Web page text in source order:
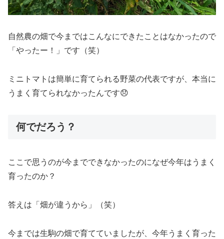
自然農の畑で今まではこんなにできたことはなかったので
「やったー！」です（笑）
ミニトマトは簡単に育てられる野菜の代表ですが、本当に
うまく育てられなかったんです😞
何でだろう？
ここで思うのが今までできなかったのになぜ今年はうまく
育ったのか？
答えは「畑が違うから」（笑）
今までは生駒の畑で育てていましたが、今年うまく育った